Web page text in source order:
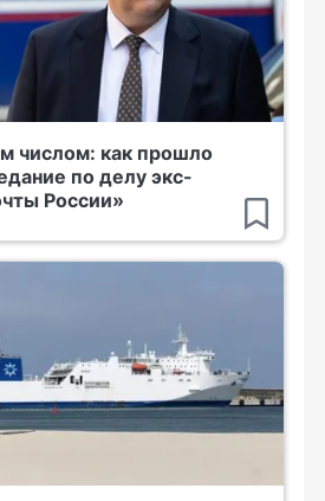
числом: как прошло
по делу экс-
России»